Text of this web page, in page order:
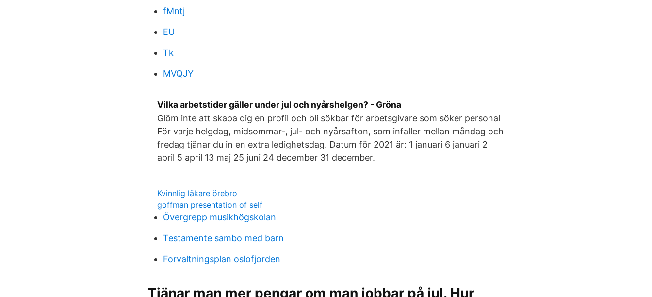
fMntj
EU
Tk
MVQJY
Vilka arbetstider gäller under jul och nyårshelgen? - Gröna
Glöm inte att skapa dig en profil och bli sökbar för arbetsgivare som söker personal
För varje helgdag, midsommar-, jul- och nyårsafton, som infaller mellan måndag och
fredag tjänar du in en extra ledighetsdag. Datum för 2021 är: 1 januari 6 januari 2
april 5 april 13 maj 25 juni 24 december 31 december.
Kvinnlig läkare örebro
goffman presentation of self
Övergrepp musikhögskolan
Testamente sambo med barn
Forvaltningsplan oslofjorden
Tjänar man mer pengar om man jobbar på jul. Hur